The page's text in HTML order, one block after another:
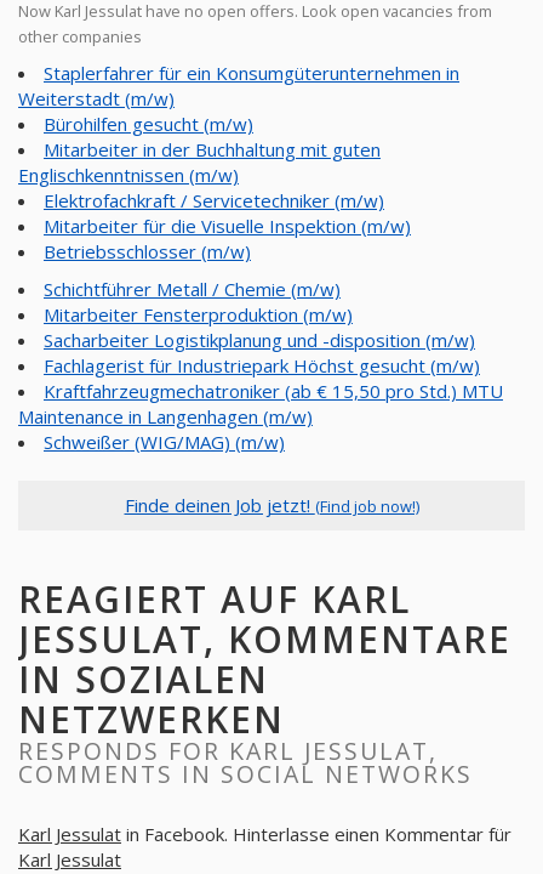
Now Karl Jessulat have no open offers. Look open vacancies from
other companies
Staplerfahrer für ein Konsumgüterunternehmen in
Weiterstadt (m/w)
Bürohilfen gesucht (m/w)
Mitarbeiter in der Buchhaltung mit guten
Englischkenntnissen (m/w)
Elektrofachkraft / Servicetechniker (m/w)
Mitarbeiter für die Visuelle Inspektion (m/w)
Betriebsschlosser (m/w)
Schichtführer Metall / Chemie (m/w)
Mitarbeiter Fensterproduktion (m/w)
Sacharbeiter Logistikplanung und -disposition (m/w)
Fachlagerist für Industriepark Höchst gesucht (m/w)
Kraftfahrzeugmechatroniker (ab € 15,50 pro Std.) MTU
Maintenance in Langenhagen (m/w)
Schweißer (WIG/MAG) (m/w)
Finde deinen Job jetzt! (Find job now!)
REAGIERT AUF KARL
JESSULAT, KOMMENTARE
IN SOZIALEN
NETZWERKEN
RESPONDS FOR KARL JESSULAT,
COMMENTS IN SOCIAL NETWORKS
Karl Jessulat in Facebook. Hinterlasse einen Kommentar für
Karl Jessulat